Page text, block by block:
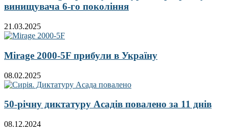
винищувача 6-го покоління
21.03.2025
Mirage 2000-5F прибули в Україну
08.02.2025
50-річну диктатуру Асадів повалено за 11 днів
08.12.2024